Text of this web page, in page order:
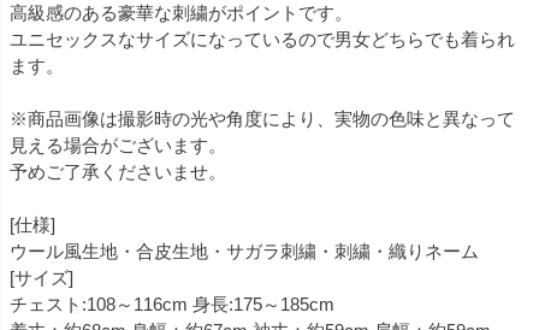
高級感のある豪華な刺繍がポイントです。
ユニセックスなサイズになっているので男女どちらでも着られ
ます。
※商品画像は撮影時の光や角度により、実物の色味と異なって
見える場合がございます。
予めご了承くださいませ。
[仕様]
ウール風生地・合皮生地・サガラ刺繍・刺繍・織りネーム
[サイズ]
チェスト:108～116cm 身長:175～185cm